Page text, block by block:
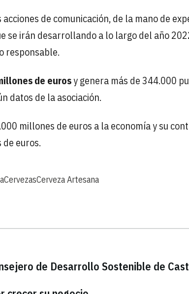
de comunicación, de la mano de
se irán desarrollando a lo largo del año
responsable.
de eurosy genera más de 344.000
datos de la asociación.
millones de euros a la economía y su
euros.
CervezasCerveza Artesana
de Desarrollo Sostenible de